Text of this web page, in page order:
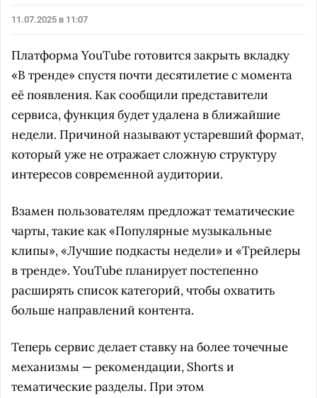
11.07.2025 в 11:07
Платформа YouTube готовится закрыть вкладку
«В тренде» спустя почти десятилетие с момента
её появления. Как сообщили представители
сервиса, функция будет удалена в ближайшие
недели. Причиной называют устаревший формат,
который уже не отражает сложную структуру
интересов современной аудитории.
Взамен пользователям предложат тематические
чарты, такие как «Популярные музыкальные
клипы», «Лучшие подкасты недели» и «Трейлеры
в тренде». YouTube планирует постепенно
расширять список категорий, чтобы охватить
больше направлений контента.
Теперь сервис делает ставку на более точечные
механизмы — рекомендации, Shorts и
тематические разделы. При этом